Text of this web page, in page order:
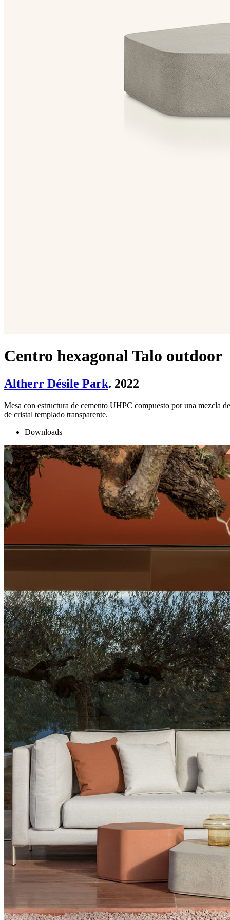
Centro hexagonal Talo outdoor
Altherr Désile Park. 2022
Mesa con estructura de cemento UHPC compuesto por una mezcla
de cristal templado transparente.
Downloads